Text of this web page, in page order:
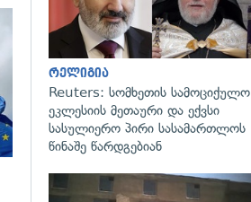
გადახედვა
რელიგია
Reuters: სომხეთის სამოციქულო
ეკლესიის მეთაური და ექვსი
სასულიერო პირი სასამართლოს
წინაშე წარდგებიან